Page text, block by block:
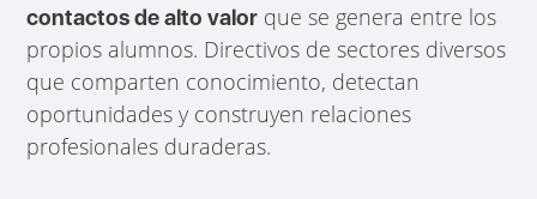
contactos de alto valor que se genera entre los
propios alumnos. Directivos de sectores diversos
que comparten conocimiento, detectan
oportunidades y construyen relaciones
profesionales duraderas.